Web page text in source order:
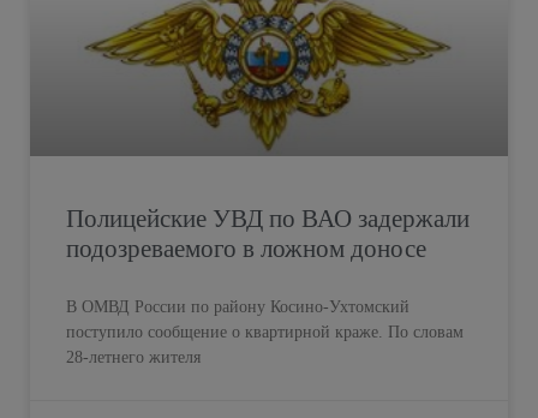
Полицейские УВД по ВАО задержали
подозреваемого в ложном доносе
В ОМВД России по району Косино-Ухтомский
поступило сообщение о квартирной краже. По словам
28-летнего жителя